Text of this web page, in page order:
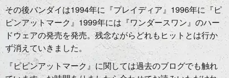
その後バンダイは1994年に『プレイディア』1996年に『ピ
ピンアットマーク』1999年には『ワンダースワン』のハー
ドウェアの発売を発売。残念ながらどれもヒットとは行か
ず消えていきました。
『ピピンアットマーク』に関しては過去のブログでも触れ